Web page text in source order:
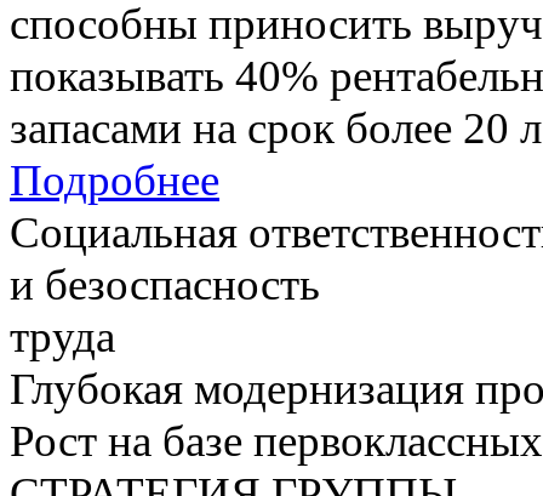
способны приносить
показывать 40%
запасами на срок более 20
Подробнее
Социальная
и безоспасность
труда
Глубокая модернизация
Рост на базе